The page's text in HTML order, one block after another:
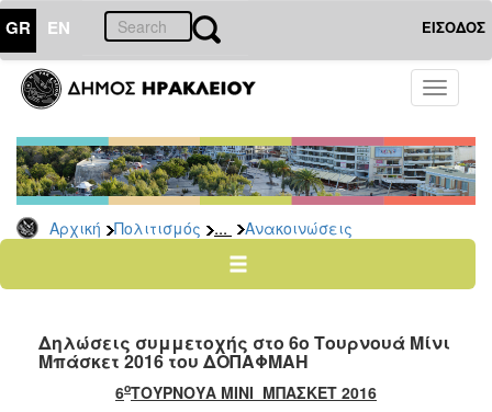
GR EN ΕΙΣΟΔΟΣ
Toggle
Αρχική Πολιτισμός ... Ανακοινώσεις
ΠΟΛΙΤΙΣΜΟΣ
Ποδήλατα
ΤΟΠΟΣ
ΔΗΜΟΣ
Δηλώσεις συμμετοχής στο 6ο Τουρνουά Μίνι
Μπάσκετ 2016 του ΔΟΠΑΦΜΑΗ
6οΤΟΥΡΝΟΥΑ ΜΙΝΙ ΜΠΑΣΚΕΤ 2016